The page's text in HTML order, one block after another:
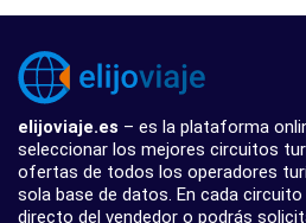
elijoviaje.es – es la plataforma
seleccionar los mejores circuitos
ofertas de todos los operadores
sola base de datos. En cada
directo del vendedor o podrás